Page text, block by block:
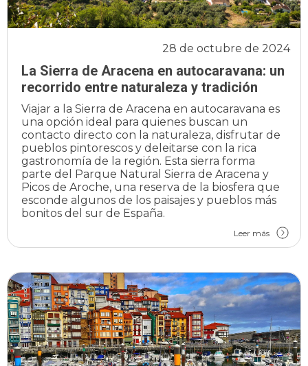
La Sierra de Aracena en autocaravana: un
recorrido entre naturaleza y tradición
28 de octubre de 2024
Viajar a la Sierra de Aracena en autocaravana es
una opción ideal para quienes buscan un
contacto directo con la naturaleza, disfrutar de
pueblos pintorescos y deleitarse con la rica
gastronomía de la región. Esta sierra forma
parte del Parque Natural Sierra de Aracena y
Picos de Aroche, una reserva de la biosfera que
esconde algunos de los paisajes y pueblos más
bonitos del sur de España.
Leer más